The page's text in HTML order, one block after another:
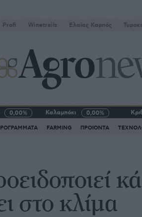
Profi Winetrails Eλαίας Καρπός
0,00% Καλαμπόκι 0,00%
FARMING ΠΡΟΙΟΝΤΑ
στο κλίμα